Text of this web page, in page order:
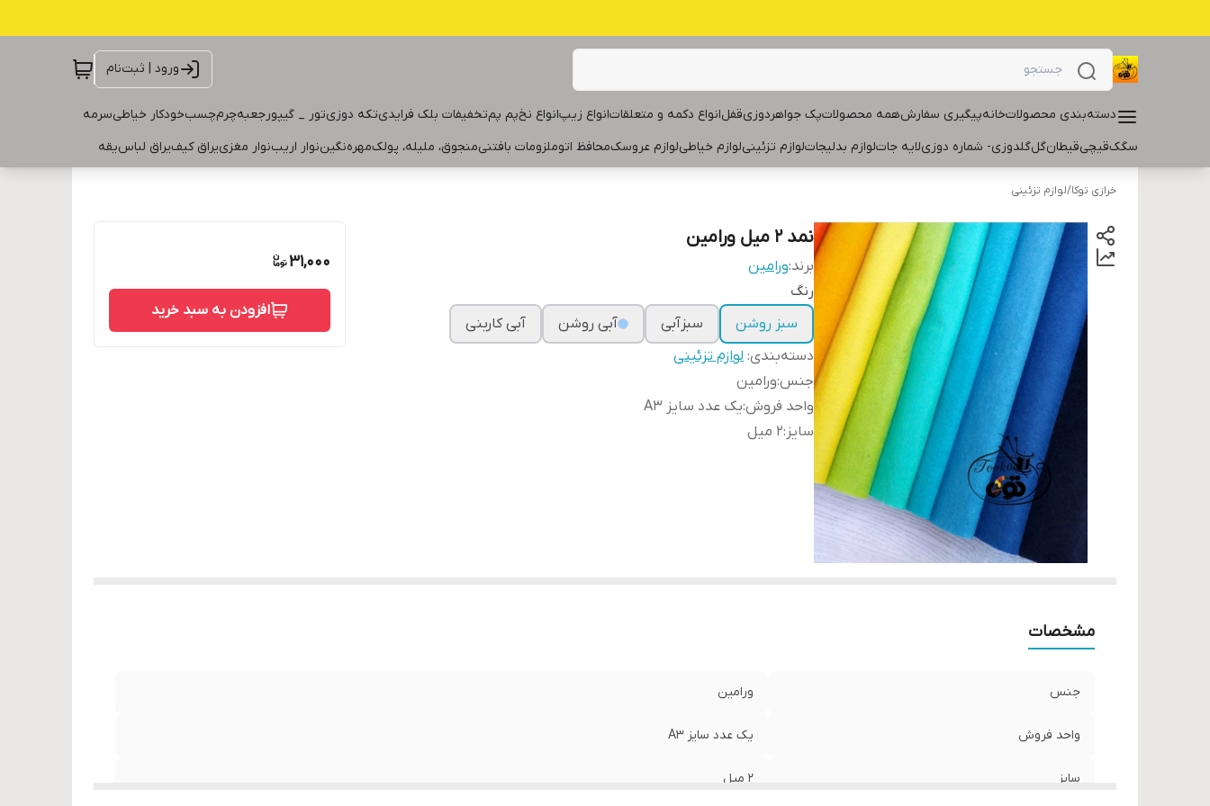
ورود | ثبت‌نام
دسته‌بندی محصولاتخانهپیگیری سفارشهمه محصولاتپک جواهردوزیقفلانواع دکمه و متعلقاتانواع زیپانواع نخپم پمتخفیفات بلک فرایدیتکه دوزیتور _ گیپورجعبهچرمچسبخودکار خیاطیسرمه
سگکقیچیقیطانگلگلدوزی- شماره دوزیلایه جاتلوازم بدلیجاتلوازم تزئینیلوازم خیاطیلوازم عروسکمحافظ اتوملزومات بافتنیمنجوق، ملیله، پولکمهرهنگیننوار اریبنوار مغزییراق کیفیراق لباسیقه
خرازی توکا/لوازم تزئینی
نمد ۲ میل ورامین
برند:ورامین
رنگ
سبز روشن
سبزآبی آبی روشن
آبی کاربنی
دسته‌بندی: لوازم تزئینی
جنس:ورامین
واحد فروش:یک عدد سایز A3
سایز :۲ میل
31,000
افزودن به سبد خرید
مشخصات
جنس ورامین
واحد فروش یک عدد سایز A3
سایز ۲ میل